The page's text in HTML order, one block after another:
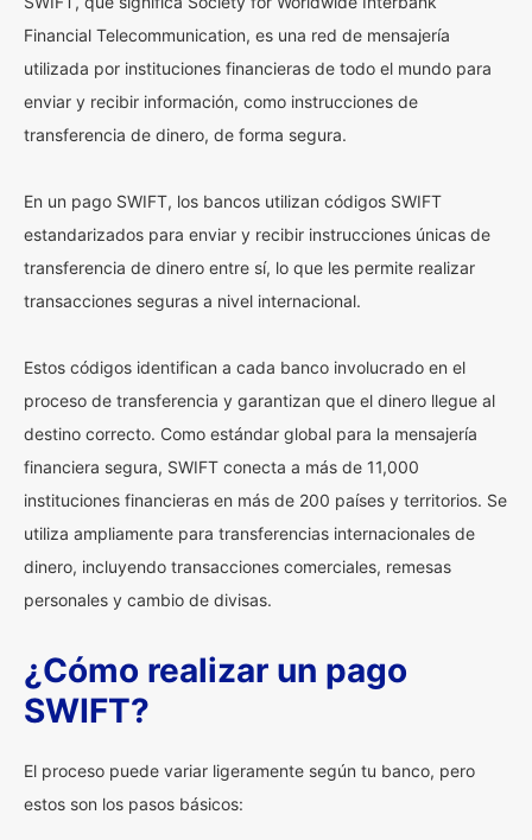
Financial Telecommunication, es una red de mensajería
utilizada por instituciones financieras de todo el mundo para
enviar y recibir información, como instrucciones de
transferencia de dinero, de forma segura.
En un pago SWIFT, los bancos utilizan códigos SWIFT
estandarizados para enviar y recibir instrucciones únicas de
transferencia de dinero entre sí, lo que les permite realizar
transacciones seguras a nivel internacional.
Estos códigos identifican a cada banco involucrado en el
proceso de transferencia y garantizan que el dinero llegue al
destino correcto. Como estándar global para la mensajería
financiera segura, SWIFT conecta a más de 11,000
instituciones financieras en más de 200 países y territorios. Se
utiliza ampliamente para transferencias internacionales de
dinero, incluyendo transacciones comerciales, remesas
personales y cambio de divisas.
¿Cómo realizar un pago
SWIFT?
El proceso puede variar ligeramente según tu banco, pero
estos son los pasos básicos: